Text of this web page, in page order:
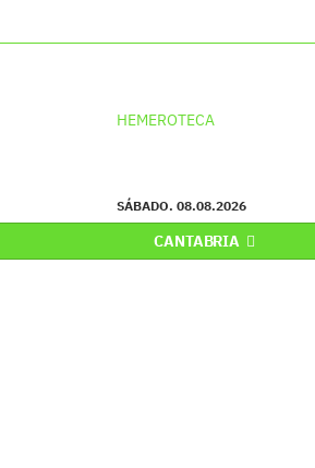
HEMEROTECA
SÁBADO. 08.08.2026
CANTABRIA